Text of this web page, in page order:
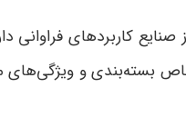
کاربردهای فراوانی
و ویژگی‌های